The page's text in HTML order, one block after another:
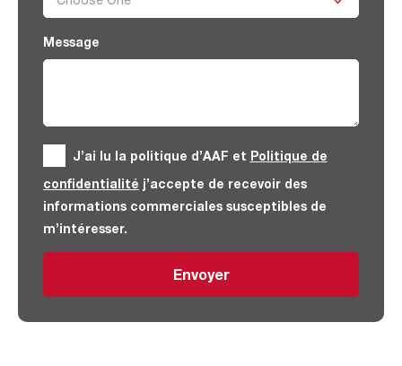
Message
J’ai lu la politique d’AAF et Politique de
confidentialité j’accepte de recevoir des
informations commerciales susceptibles de
m’intéresser.
Envoyer